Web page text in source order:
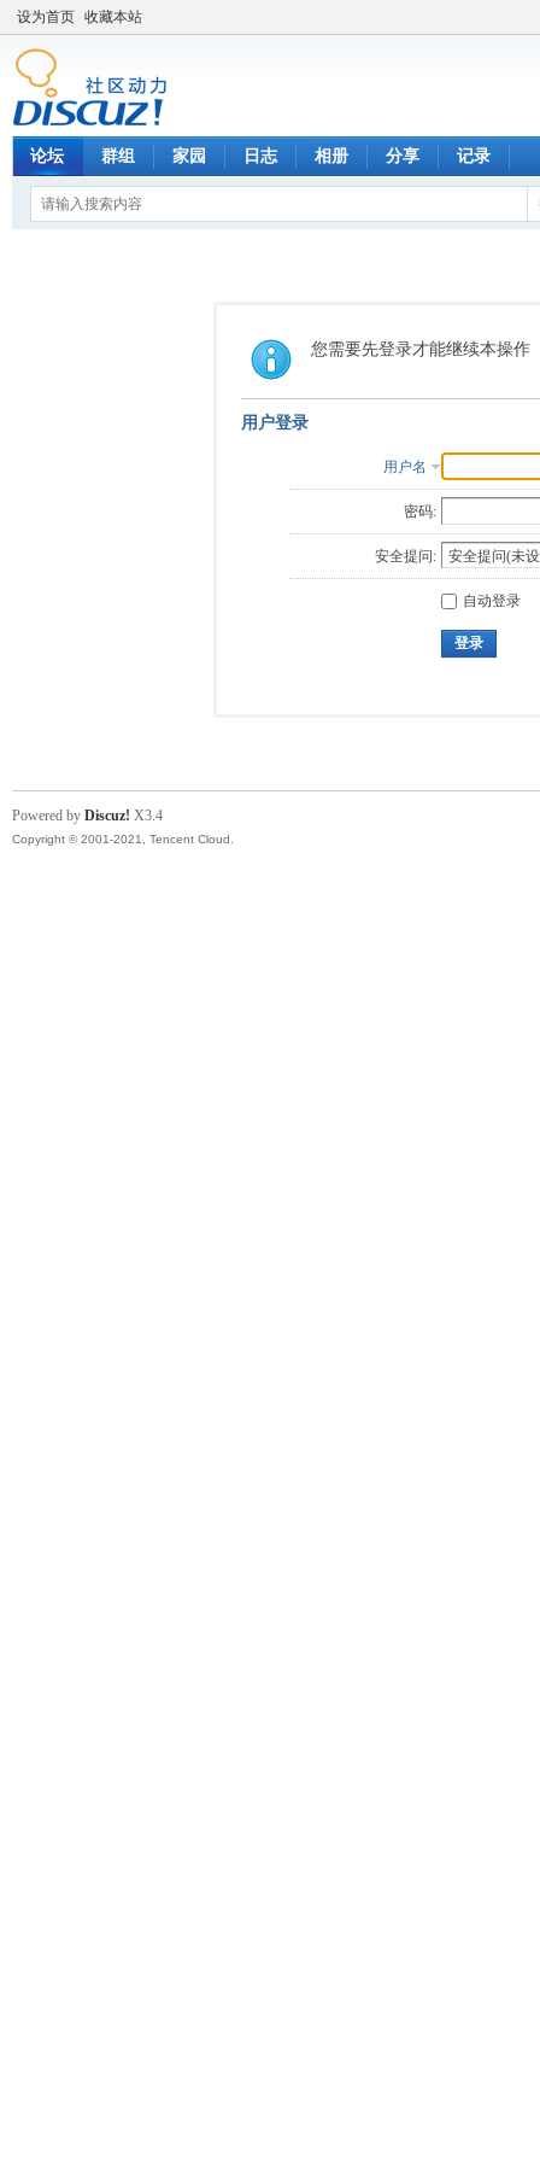
设为首页 收藏本站
论坛 群组 家园 日志 相册 分享 记录
您需要先登录才能继续本操作
用户登录
用户名
密码:
安全提问:
自动登录
登录
Powered by Discuz! X3.4
Copyright © 2001-2021, Tencent Cloud.